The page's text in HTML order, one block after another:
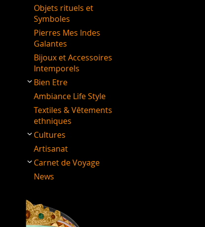
Objets rituels et
Symboles
Pierres Mes Indes
Galantes
Bijoux et Accessoires
Intemporels
Bien Etre
Ambiance Life Style
Textiles & Vêtements
ethniques
Cultures
Artisanat
Carnet de Voyage
News